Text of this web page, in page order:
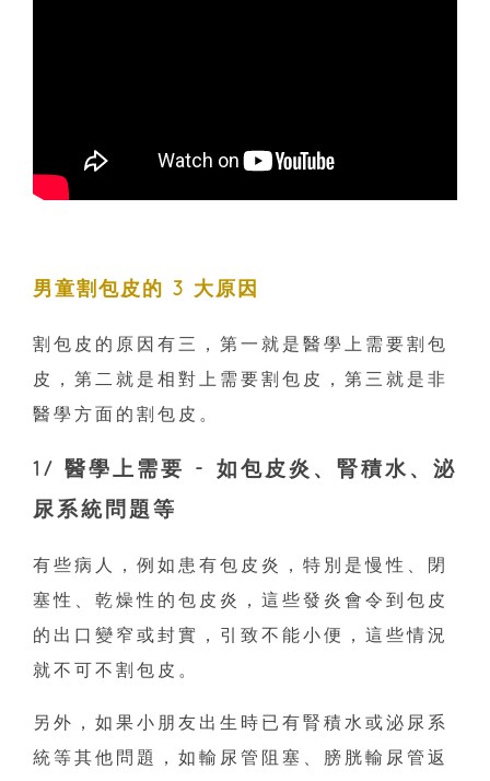
男童割包皮的 3 大原因
割包皮的原因有三，第一就是醫學上需要割包
皮，第二就是相對上需要割包皮，第三就是非
醫學方面的割包皮。
1/ 醫學上需要 - 如包皮炎、腎積水、泌
尿系統問題等
有些病人，例如患有包皮炎，特別是慢性、閉
塞性、乾燥性的包皮炎，這些發炎會令到包皮
的出口變窄或封實，引致不能小便，這些情況
就不可不割包皮。
另外，如果小朋友出生時已有腎積水或泌尿系
統等其他問題，如輸尿管阻塞、膀胱輸尿管返